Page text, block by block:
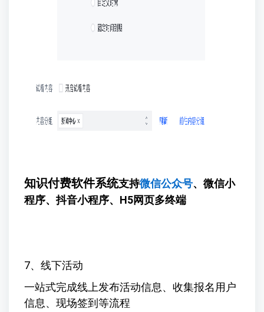
知识付费软件系统支持微信公众号、微信小
程序、抖音小程序、H5网页多终端
7、线下活动
一站式完成线上发布活动信息、收集报名用户
信息、现场签到等流程